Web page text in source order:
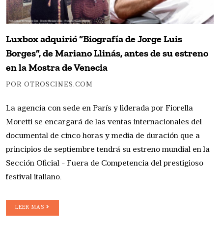
Luxbox adquirió “Biografía de Jorge Luis
Borges”, de Mariano Llinás, antes de su estreno
en la Mostra de Venecia
POR OTROSCINES.COM
La agencia con sede en París y liderada por Fiorella
Moretti se encargará de las ventas internacionales del
documental de cinco horas y media de duración que a
principios de septiembre tendrá su estreno mundial en la
Sección Oficial - Fuera de Competencia del prestigioso
festival italiano.
LEER MAS